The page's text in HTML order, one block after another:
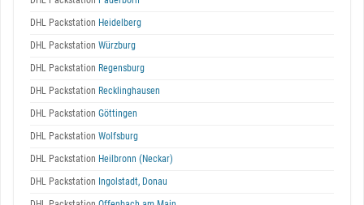
DHL Packstation Heidelberg
DHL Packstation Würzburg
DHL Packstation Regensburg
DHL Packstation Recklinghausen
DHL Packstation Göttingen
DHL Packstation Wolfsburg
DHL Packstation Heilbronn (Neckar)
DHL Packstation Ingolstadt, Donau